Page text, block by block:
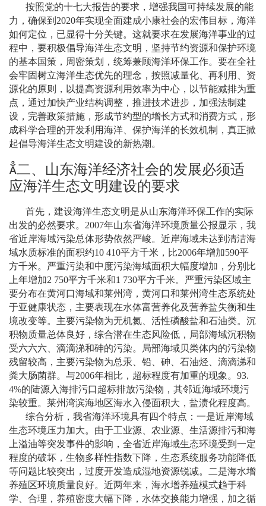
按照党的十七大报告的要求，增强我国可持续发展的能
力，确保到 2020年实现全面建成小康社会的宏伟目标，海洋
如何定位，已显得十分关键。这就要求在发展海洋事业的过
程中，要积极倡导海洋生态文明，坚持节约资源和保护环境
的基本国策，周密策划，统筹兼顾海洋环保工作。要在全社
会牢固树立海洋生态优先的理念，按照减量化、再利用、资
源化的原则，以提高资源利用效率为中心，以节能减排为重
点，通过加快产业结构调整，推进技术进步，加强法制建
设，完善政策措施，形成节约型的增长方式和消费方式，形
成科学合理的开发利用海洋、保护海洋的长效机制，真正掀
起倡导海洋生态文明建设的新热潮。
二、山东海洋经济社会的发展必须适
应海洋生态文明建设的要求
首先，建设海洋生态文明是从山东海洋环保工作的实际
出发的必然要求。 2007年山东省海洋环境质量公报显示，我
省近岸海域污染总体形势依然严峻。近岸海域未达到清洁海
域水质标准的面积约10 410平方千米，比2006年增加590平
方千米。严重污染和中度污染海域面积大幅度增加，分别比
上年增加2 750平方千米和1 730平方千米。严重污染区域主
要分布在黄河口海域和莱州湾，黄河口和莱州湾生态系统处
于亚健康状态，主要表现在水体富营养化及营养盐失衡和生
境改变等。主要污染物为无机氮、活性磷酸盐和石油类。沉
积物质量总体良好，综合潜在生态风险低，局部海域沉积物
受六六六、滴滴涕和砷的污染。局部海域贝类体内的污染物
残留较高，主要污染物为总汞、铅、砷、石油烃、滴滴涕和
粪大肠菌群。与2006年相比，超标程度有加重的现象。 93.
4%的陆源入海排污口超标排放污染物，其邻近海域环境污
染较重。莱州湾滨海地区海水入侵面积大，盐渍化程度高。
综合分析，我省海洋环境具有四个特点：一是近岸海域
生态环境压力加大。由于工业源、农业源、生活源排污和海
上溢油等突发事件的影响，全省近岸海域生态环境受到一定
程度的破坏，生物多样性指数下降，生态系统服务功能降低
等问题比较突出，过度开发造成湿地资源锐减。二是海水增
养殖区环境质量良好。近两年来，海水增养殖模式趋于科
学、合理，养殖密度大幅下降，水体交换能力增强，加之循